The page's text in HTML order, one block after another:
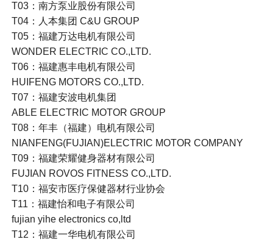
T03：南方泵业股份有限公司
T04：人本集团 C&U GROUP
T05：福建万达电机有限公司
WONDER ELECTRIC CO.,LTD.
T06：福建惠丰电机有限公司
HUIFENG MOTORS CO.,LTD.
T07：福建安波电机集团
ABLE ELECTRIC MOTOR GROUP
T08：年丰（福建）电机有限公司
NIANFENG(FUJIAN)ELECTRIC MOTOR COMPANY
T09：福建荣耀健身器材有限公司
FUJIAN ROVOS FITNESS CO.,LTD.
T10：福安市医疗保健器材行业协会
T11：福建怡和电子有限公司
fujian yihe electronics co,ltd
T12：福建一华电机有限公司